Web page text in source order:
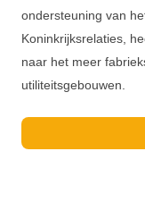
ondersteuning van
Koninkrijksrelaties,
naar het meer
utiliteitsgebouwen.